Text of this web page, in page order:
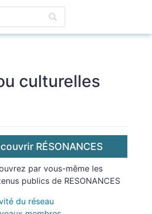
culturelles
RÉSONANCES
par vous-même les
publics de RESONANCES
du réseau